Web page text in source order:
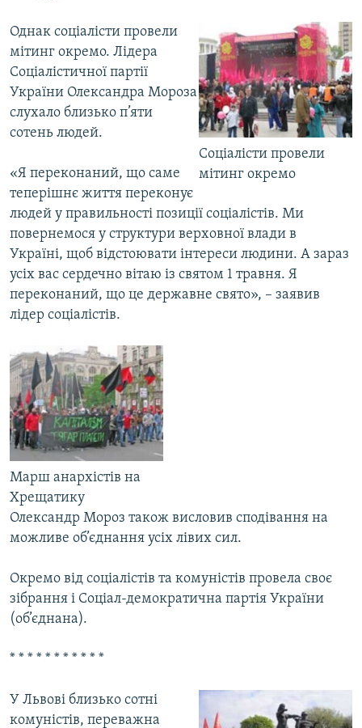
Соціалісти провели
мітинг окремо
Однак соціалісти провели
мітинг окремо. Лідера
Соціалістичної партії
України Олександра Мороза
слухало близько п’яти
сотень людей.
«Я переконаний, що саме
теперішнє життя переконує
людей у правильності позиції соціалістів. Ми
повернемося у структури верховної влади в
Україні, щоб відстоювати інтереси людини. А зараз
усіх вас сердечно вітаю із святом 1 травня. Я
переконаний, що це державне свято», – заявив
лідер соціалістів.
Марш анархістів на
Хрещатику
Олександр Мороз також висловив сподівання на
можливе об’єднання усіх лівих сил.
Окремо від соціалістів та комуністів провела своє
зібрання і Соціал-демократична партія України
(об’єднана).
* * * * * * * * * * *
У Львові близько сотні
комуністів, переважна